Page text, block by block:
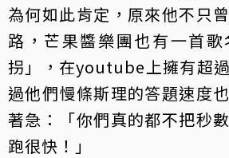
為何如此肯定，原來他不只
路，芒果醬樂團也有一首
拐」，在youtube上擁有超
過他們慢條斯理的答題速度
著急：「你們真的都不把秒
跑很快！」